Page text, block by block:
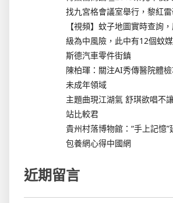
找九宮格會議室舉行，黎紅
【視頻】蚊子地圖實時查詢
級為中風險，此中有12個蚊
斯德汽車零件街鎮
陳柏琿：關注AI秀傳醫院體
未成年領域
主題曲現江湖氣 舒琪欲唱不
站比較君
貴州村落博物館：“手上記憶
包養網心得中國網
近期留言